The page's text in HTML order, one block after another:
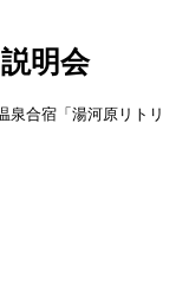
明会
泉合宿「湯河原リトリ